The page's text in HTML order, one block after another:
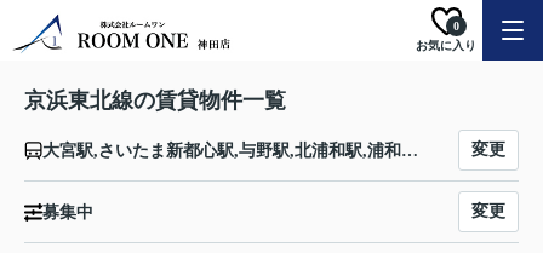
お気に入り
0
京浜東北線の賃貸物件一覧
大宮駅,さいたま新都心駅,与野駅,北浦和駅,浦和駅,南浦和駅,蕨駅,西川口駅,川口駅,赤羽駅,東十条駅,王子駅,上中里駅,田端駅,西日暮里駅,日暮里駅,鶯谷駅,上野駅,御徒町駅,秋葉原駅,神田駅,東京駅,有楽町駅,新橋駅,浜松町駅,田町駅,高輪ゲートウェイ駅,品川駅,大井町駅,大森駅,蒲田駅,川崎駅,鶴見駅,新子安駅,東神奈川駅,横浜駅,桜木町駅,関内駅,石川町駅,山手駅,根岸駅,磯子駅,新杉田駅,洋光台駅,港南台駅,本郷台駅,大船駅 変更
募集中 変更